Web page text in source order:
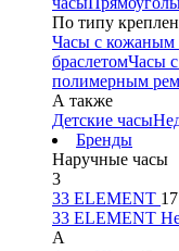
По типу
Часы с кожаным
браслетомЧасы
полимерным
А также
Детские часы
Бренды
Наручные часы
3
33 ELEMENT
33 ELEMENT
A